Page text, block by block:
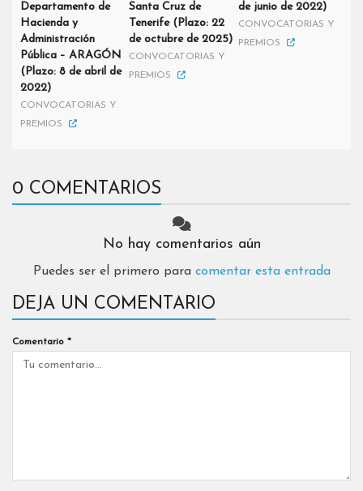
Departamento de
Hacienda y
Administración
Pública – ARAGÓN
(Plazo: 8 de abril de
2022)
CONVOCATORIAS Y
PREMIOS
Santa Cruz de
Tenerife (Plazo: 22
de octubre de 2025)
CONVOCATORIAS Y
PREMIOS
de junio de 2022)
CONVOCATORIAS Y
PREMIOS
0 COMENTARIOS
No hay comentarios aún
Puedes ser el primero para comentar esta entrada
DEJA UN COMENTARIO
Comentario *